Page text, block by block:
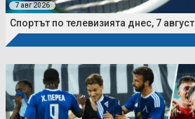
7 авг 2026
Спортът по телевизията днес, 7 август